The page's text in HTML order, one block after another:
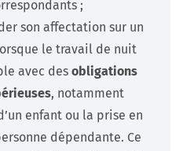
;
son affectation sur un
le travail de nuit
avec des obligations
, notamment
enfant ou la prise en
dépendante. Ce